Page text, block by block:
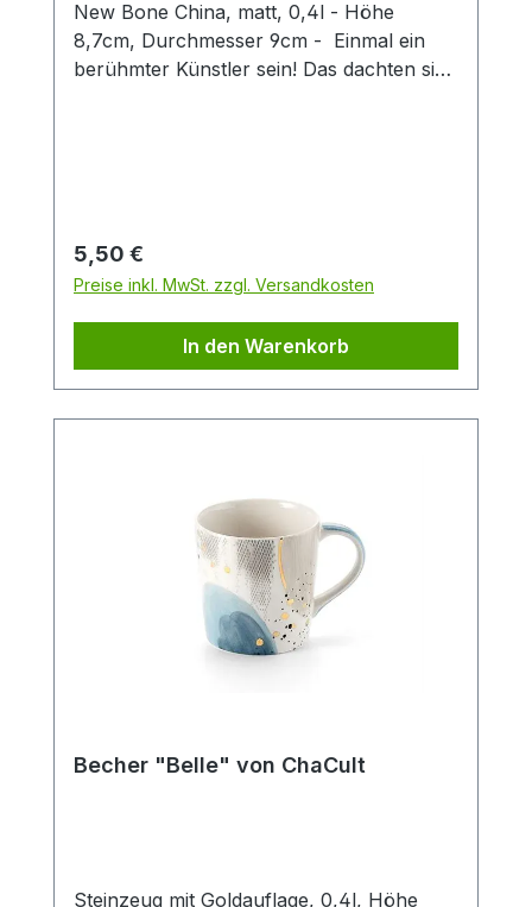
New Bone China, matt, 0,4l - Höhe
8,7cm, Durchmesser 9cm - Einmal ein
berühmter Künstler sein! Das dachten sich
charmant mit verspielten Katzenfiguren
verbindet. Ideal für Kunstliebhaber,
Katzenfreunde oder als originelles
Geschenk. Die dezente schwarz-weiß
Optik des Designs, in feiner
Strichzeichnung, hält sich hierbei durch
Platz um ihre Strahlkraft zu entfalten. Der
Becher verfügt über eine mittlere
Füllmenge von 0,4 l und ist somit der
ideale Allrounder für den Genuss diverser
Heißgetränke. Die Artikelform erinnert an
einen Emaillebecher und unterstreicht
durch dieses nostalgische Stilelement im
SpülmaschinengeeignetMikrowellenfest
Regulärer Preis:
5,50 €
Preise inkl. MwSt. zzgl. Versandkosten
In den Warenkorb
Becher "Belle" von ChaCult
Steinzeug mit Goldauflage, 0,4l, Höhe